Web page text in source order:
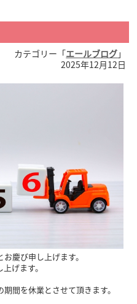
カテゴリー「エールブログ」
2025年12月12日
慶び申し上げます。
げます。
間を休業とさせて頂きます。